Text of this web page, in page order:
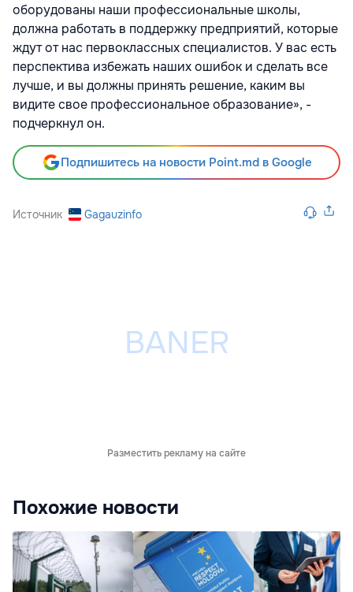
оборудованы наши профессиональные школы,
должна работать в поддержку предприятий, которые
ждут от нас первоклассных специалистов. У вас есть
перспектива избежать наших ошибок и сделать все
лучше, и вы должны принять решение, каким вы
видите свое профессиональное образование», -
подчеркнул он.
Подпишитесь на новости Point.md в Google
Источник Gagauzinfo
Разместить рекламу на сайте
Похожие новости